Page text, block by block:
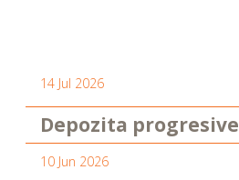
14 Jul 2026
Depozita progresive
10 Jun 2026